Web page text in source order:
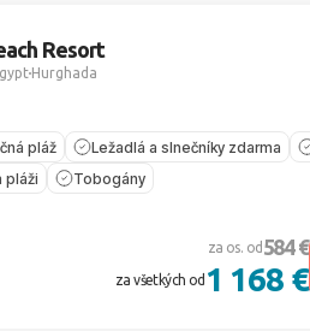
Resort
Hurghada
pláž Ležadlá a slnečníky zdarma
pláži
Tobogány
za os. od 584 €
za všetkých od 1 168 €